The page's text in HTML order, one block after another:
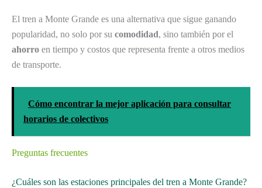
El tren a Monte Grande es una alternativa que sigue ganando
popularidad, no solo por su comodidad, sino también por el
ahorro en tiempo y costos que representa frente a otros medios
de transporte.
Cómo encontrar la mejor aplicación para consultar
horarios de colectivos
Preguntas frecuentes
¿Cuáles son las estaciones principales del tren a Monte Grande?